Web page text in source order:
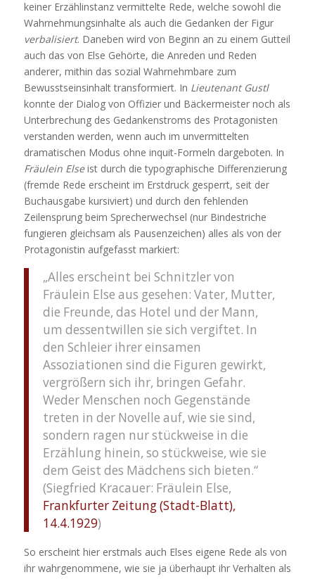
keiner Erzählinstanz vermittelte Rede, welche sowohl die
Wahrnehmungsinhalte als auch die Gedanken der Figur
verbalisiert. Daneben wird von Beginn an zu einem Gutteil
auch das von Else Gehörte, die Anreden und Reden
anderer, mithin das sozial Wahrnehmbare zum
Bewusstseinsinhalt transformiert. In Lieutenant Gustl
konnte der Dialog von Offizier und Bäckermeister noch als
Unterbrechung des Gedankenstroms des Protagonisten
verstanden werden, wenn auch im unvermittelten
dramatischen Modus ohne inquit-Formeln dargeboten. In
Fräulein Elseist durch die typographische Differenzierung
(fremde Rede erscheint im Erstdruck gesperrt, seit der
Buchausgabe kursiviert) und durch den fehlenden
Zeilensprung beim Sprecherwechsel (nur Bindestriche
fungieren gleichsam als Pausenzeichen) alles als von der
Protagonistin aufgefasst markiert:
„Alles erscheint bei Schnitzler von
Fräulein Else aus gesehen: Vater, Mutter,
die Freunde, das Hotel und der Mann,
um dessentwillen sie sich vergiftet. In
den Schleier ihrer einsamen
Assoziationen sind die Figuren gewirkt,
vergrößern sich ihr, bringen Gefahr.
Weder Menschen noch Gegenstände
treten in der Novelle auf, wie sie sind,
sondern ragen nur stückweise in die
Erzählung hinein, so stückweise, wie sie
dem Geist des Mädchens sich bieten.“
(Siegfried Kracauer: Fräulein Else,
Frankfurter Zeitung (Stadt-Blatt),
14.4.1929)
So erscheint hier erstmals auch Elses eigene Rede als von
ihr wahrgenommene, wie sie ja überhaupt ihr Verhalten als